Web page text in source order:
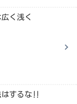
く浅く
するな‼